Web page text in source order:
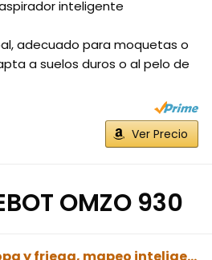
inteligente
adecuado para moquetas o
a suelos duros o al pelo de
Ver Precio
OMZO 930
Ecovacs Deebot OZMO 930 - Robot Aspirador 4 en 1: barre, aspira, pasa mopa y friega, mapeo inteligente láser, compatible con Alexa, App, Wifi, reanuda limpieza tras recarga, reporte por voz, alfombras